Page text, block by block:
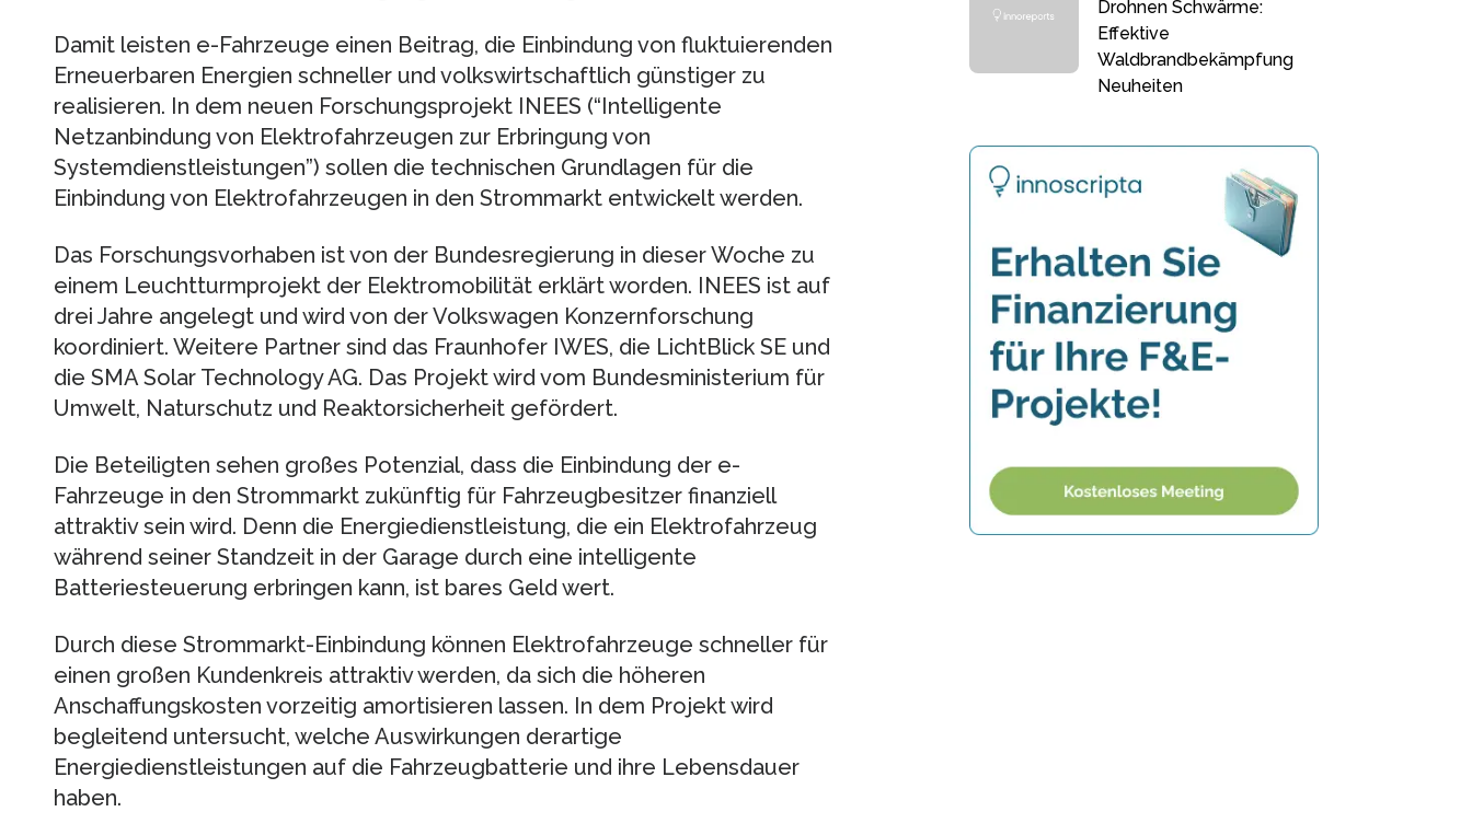
Damit leisten e-Fahrzeuge einen Beitrag, die Einbindung von fluktuierenden
Erneuerbaren Energien schneller und volkswirtschaftlich günstiger zu
realisieren. In dem neuen Forschungsprojekt INEES (“Intelligente
Netzanbindung von Elektrofahrzeugen zur Erbringung von
Systemdienstleistungen”) sollen die technischen Grundlagen für die
Einbindung von Elektrofahrzeugen in den Strommarkt entwickelt werden.
Das Forschungsvorhaben ist von der Bundesregierung in dieser Woche zu
einem Leuchtturmprojekt der Elektromobilität erklärt worden. INEES ist auf
drei Jahre angelegt und wird von der Volkswagen Konzernforschung
koordiniert. Weitere Partner sind das Fraunhofer IWES, die LichtBlick SE und
die SMA Solar Technology AG. Das Projekt wird vom Bundesministerium für
Umwelt, Naturschutz und Reaktorsicherheit gefördert.
Die Beteiligten sehen großes Potenzial, dass die Einbindung der e-
Fahrzeuge in den Strommarkt zukünftig für Fahrzeugbesitzer finanziell
attraktiv sein wird. Denn die Energiedienstleistung, die ein Elektrofahrzeug
während seiner Standzeit in der Garage durch eine intelligente
Batteriesteuerung erbringen kann, ist bares Geld wert.
Durch diese Strommarkt-Einbindung können Elektrofahrzeuge schneller für
einen großen Kundenkreis attraktiv werden, da sich die höheren
Anschaffungskosten vorzeitig amortisieren lassen. In dem Projekt wird
begleitend untersucht, welche Auswirkungen derartige
Energiedienstleistungen auf die Fahrzeugbatterie und ihre Lebensdauer
haben.
Drohnen Schwärme:
Effektive
Waldbrandbekämpfung
Neuheiten